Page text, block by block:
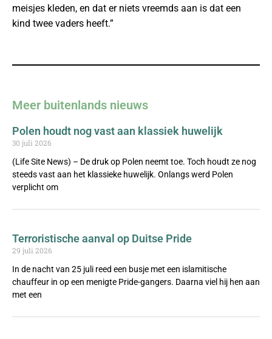
meisjes kleden, en dat er niets vreemds aan is dat een
kind twee vaders heeft.”
Meer buitenlands nieuws
Polen houdt nog vast aan klassiek huwelijk
30 juli 2026
(Life Site News) – De druk op Polen neemt toe. Toch houdt ze nog
steeds vast aan het klassieke huwelijk. Onlangs werd Polen
verplicht om
Terroristische aanval op Duitse Pride
29 juli 2026
In de nacht van 25 juli reed een busje met een islamitische
chauffeur in op een menigte Pride-gangers. Daarna viel hij hen aan
met een